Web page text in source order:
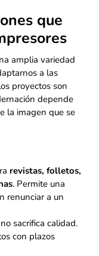
que
amplia variedad
a las
proyectos son
depende
la imagen que se
revistas, folletos,
. Permite una
renunciar a un
sacrifica calidad.
con plazos